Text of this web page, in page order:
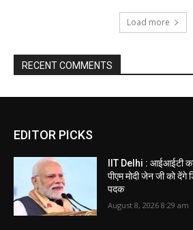
Load more
RECENT COMMENTS
EDITOR PICKS
IIT Delhi : आईआईटी का
पीएम मोदी जेन जी को देंगे
पदक
August 8, 2026 8:29 am